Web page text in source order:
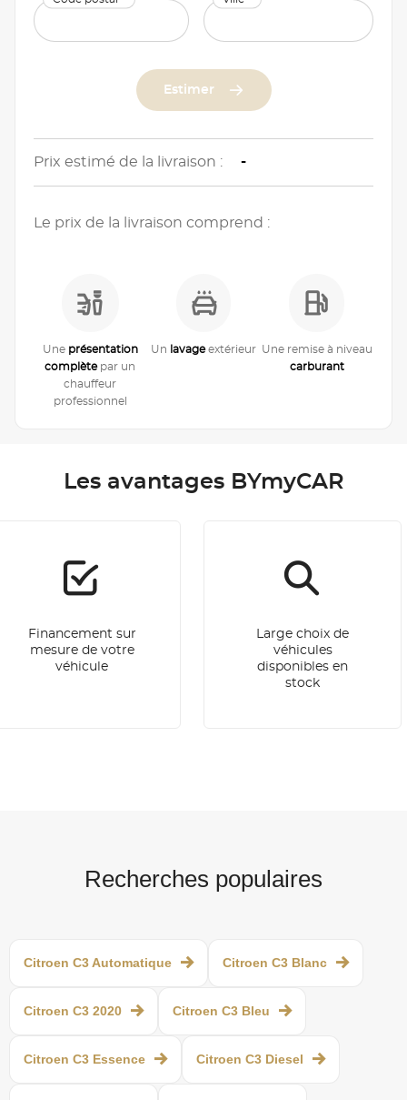
Estimer
Prix estimé de la livraison : -
Le prix de la livraison comprend :
Une présentation
complètepar un
chauffeur
professionnel
Un lavageextérieur Une remise à niveau
carburant
Les avantages BYmyCAR
Financement sur
mesure de votre
véhicule
Large choix de
véhicules
disponibles en
stock
Recherches populaires
Citroen C3 Automatique Citroen C3 Blanc
Citroen C3 2020 Citroen C3 Bleu
Citroen C3 Essence Citroen C3 Diesel